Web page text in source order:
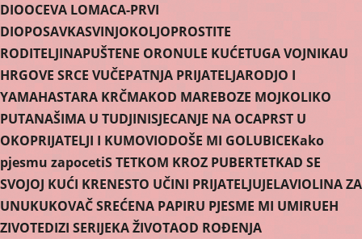
DIOOCEVA LOMACA-PRVI
DIOPOSAVKASVINJOKOLJOPROSTITE
RODITELJINAPUŠTENE ORONULE KUĆETUGA VOJNIKAU
HRGOVE SRCE VUČEPATNJA PRIJATELJARODJO I
YAMAHASTARA KRČMAKOD MAREBOZE MOJKOLIKO
PUTANAŠIMA U TUDJINISJECANJE NA OCAPRST U
OKOPRIJATELJI I KUMOVIODOŠE MI GOLUBICEKako
pjesmu zapocetiS TETKOM KROZ PUBERTETKAD SE
SVOJOJ KUĆI KRENESTO UČINI PRIJATELJUJELAVIOLINA ZA
UNUKUKOVAČ SREĆENA PAPIRU PJESME MI UMIRUEH
ZIVOTEDIZI SERIJEKA ŽIVOTAOD ROÐENJA